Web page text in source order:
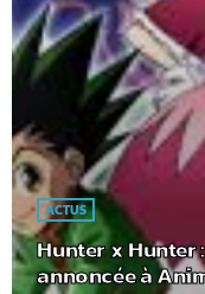
ACTUS
Hunter x Hunter
annoncée à